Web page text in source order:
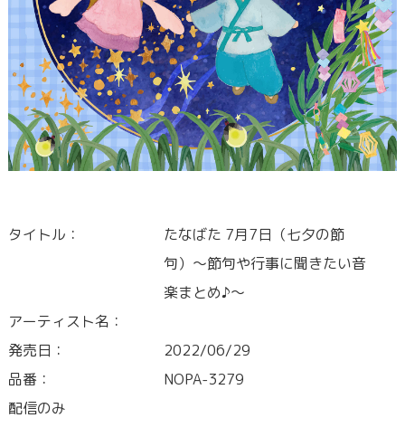
タイトル：
たなばた 7月7日（七夕の節
句）〜節句や行事に聞きたい音
楽まとめ♪〜
アーティスト名：
発売日：
2022/06/29
品番：
NOPA-3279
配信のみ